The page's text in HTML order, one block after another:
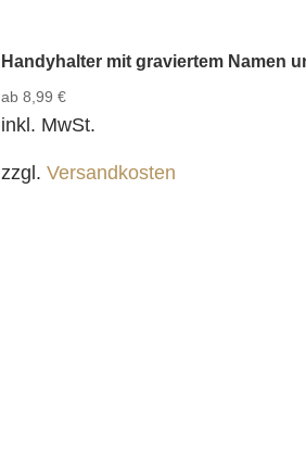
Handyhalter mit graviertem Namen
ab8,99€
inkl. MwSt.
zzgl.Versandkosten